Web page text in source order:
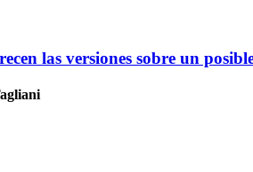
las versiones sobre un